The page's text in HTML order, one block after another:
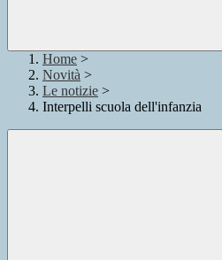
Home >
Novità >
Le notizie >
Interpelli scuola dell'infanzia